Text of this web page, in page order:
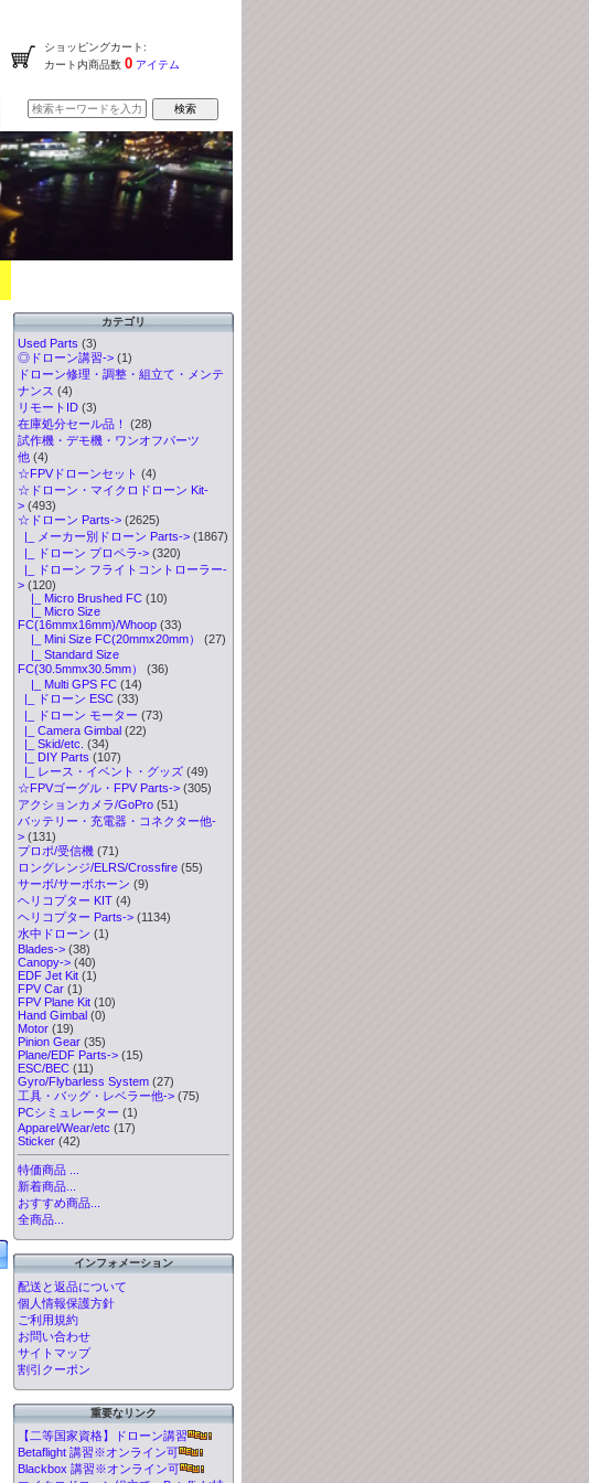
ショッピングカート:
カート内商品数 0アイテム
カテゴリ
Used Parts (3)
◎ドローン講習->(1)
ドローン修理・調整・組立て・メンテ
ナンス (4)
リモートID(3)
在庫処分セール品！
(28)
試作機・デモ機・ワンオフパーツ
他(4)
☆FPVドローンセット (4)
☆ドローン・マイクロドローン Kit-
>(493)
☆ドローン Parts->(2625)
|_ メーカー別ドローン Parts->(1867)
|_ ドローン プロペラ->(320)
|_ ドローン フライトコントローラー-
>(120)
|_ Micro Brushed FC(10)
|_ Micro Size
FC(16mmx16mm)/Whoop(33)
|_ Mini Size FC(20mmx20mm）
(27)
|_ Standard Size
FC(30.5mmx30.5mm）
(36)
|_ Multi GPS FC(14)
|_ ドローン ESC(33)
|_ ドローン モーター (73)
|_ Camera Gimbal(22)
|_ Skid/etc. (34)
|_ DIY Parts (107)
|_ レース・イベント・グッズ(49)
☆FPVゴーグル・FPV Parts->(305)
アクションカメラ/GoPro(51)
バッテリー・充電器・コネクター他-
>(131)
プロポ/受信機(71)
ロングレンジ/ELRS/Crossfire(55)
サーボ/サーボホーン (9)
ヘリコプター KIT(4)
ヘリコプター Parts->(1134)
水中ドローン (1)
Blades->(38)
Canopy->(40)
EDF Jet Kit(1)
FPV Car(1)
FPV Plane Kit(10)
Hand Gimbal(0)
Motor(19)
Pinion Gear(35)
Plane/EDF Parts->(15)
ESC/BEC(11)
Gyro/Flybarless System(27)
工具・バッグ・レベラー他->(75)
PCシミュレーター (1)
Apparel/Wear/etc (17)
Sticker(42)
特価商品 ...
新着商品...
おすすめ商品...
全商品...
インフォメーション
配送と返品について
個人情報保護方針
ご利用規約
お問い合わせ
サイトマップ
割引クーポン
重要なリンク
【二等国家資格】ドローン講習
Betaflight 講習※オンライン可
Blackbox 講習※オンライン可